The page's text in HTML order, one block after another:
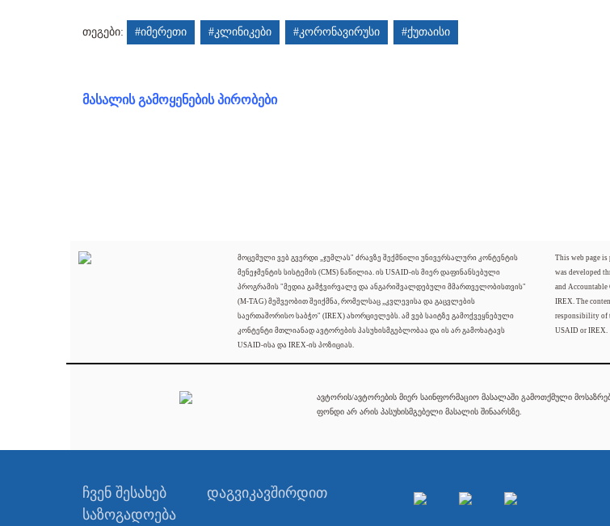
თეგები: #იმერეთი #კლინიკები #კორონავირუსი #ქუთაისი
მასალის გამოყენების პირობები
მოცემული ვებ გვერდი „ჯუმლას" ძრავზე შექმნილი უნივერსალური კონტენტის
მენეჯმენტის სისტემის (CMS) ნაწილია. ის USAID-ის მიერ დაფინანსებული
პროგრამის "მედია გამჭვირვალე და ანგარიშვალდებული მმართველობისთვის"
(M-TAG) მეშვეობით შეიქმნა, რომელსაც „კვლევისა და გაცვლების
საერთაშორისო საბჭო" (IREX) ახორციელებს. ამ ვებ საიტზე გამოქვეყნებული
კონტენტი მთლიანად ავტორების პასუხისმგებლობაა და ის არ გამოხატავს
USAID-ისა და IREX-ის პოზიციას.
This web page is
was developed
and Accountable
IREX. The
responsibility of
USAID or IREX.
ავტორის/ავტორების მიერ საინფორმაციო მასალაში გამოთქმული
ფონდი არ არის პასუხისმგებელი მასალის შინაარსზე.
ჩვენ შესახებ
დაგვიკავშირდით
საზოგადოება